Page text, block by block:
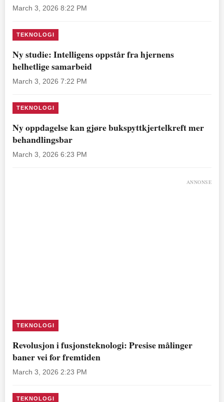
March 3, 2026 8:22 PM
TEKNOLOGI
Ny studie: Intelligens oppstår fra hjernens
helhetlige samarbeid
March 3, 2026 7:22 PM
TEKNOLOGI
Ny oppdagelse kan gjøre bukspyttkjertelkreft mer
behandlingsbar
March 3, 2026 6:23 PM
ANNONSE
TEKNOLOGI
Revolusjon i fusjonsteknologi: Presise målinger
baner vei for fremtiden
March 3, 2026 2:23 PM
TEKNOLOGI